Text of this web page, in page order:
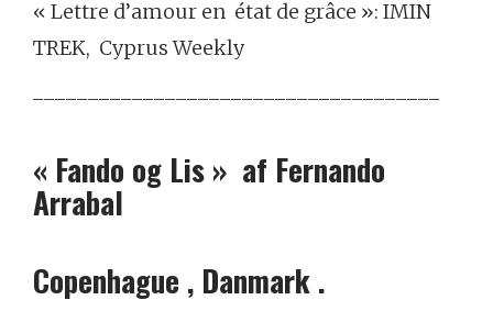
« Lettre d’amour en état de grâce »: IMIN
TREK, Cyprus Weekly
« Fando og Lis » af Fernando
Arrabal
Copenhague , Danmark .